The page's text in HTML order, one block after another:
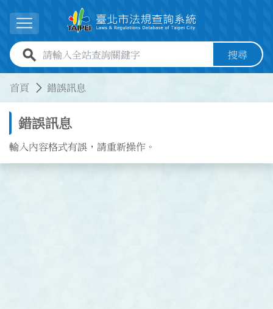
展開選單
全站查詢關鍵字欄位 搜尋
首頁 錯誤訊息
錯誤訊息
輸入內容格式有誤，請重新操作。